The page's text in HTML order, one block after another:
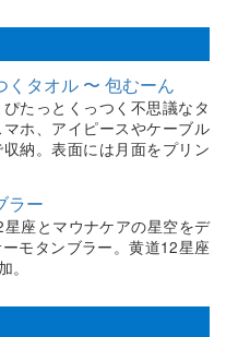
くタオル 〜 包むーん
たっとくっつく不思議なタ
ホ、アイピースやケーブル
納。表面には月面をプリン
ラー
星座とマウナケアの星空をデ
モタンブラー。黄道12星座
。